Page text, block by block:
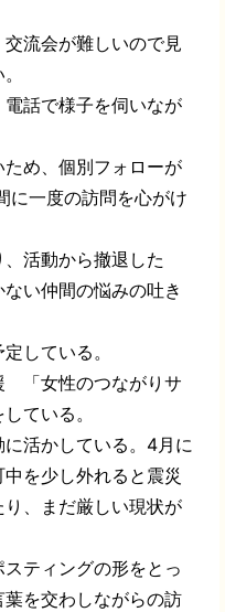
交流会が難しいので見
電話で様子を伺いなが
ため、個別フォローが
に一度の訪問を心がけ
、活動から撤退した
い仲間の悩みの吐き
している。
「女性のつながりサ
ている。
活かしている。 4月に
を少し外れると震災
、まだ厳しい現状が
ティングの形をとっ
を交わしながらの訪